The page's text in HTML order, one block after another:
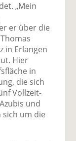
„Mein
er über die
in Erlangen
Hier
in
die sich
Vollzeit-
und
um die